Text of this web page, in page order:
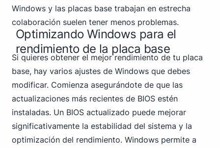
Windows y las placas base trabajan en estrecha
colaboración suelen tener menos problemas.
Optimizando Windows para el
rendimiento de la placa base
Si quieres obtener el mejor rendimiento de tu placa
base, hay varios ajustes de Windows que debes
modificar. Comienza asegurándote de que las
actualizaciones más recientes de BIOS estén
instaladas. Un BIOS actualizado puede mejorar
significativamente la estabilidad del sistema y la
optimización del rendimiento. Windows permite a